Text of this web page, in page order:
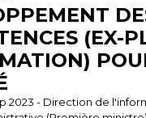
(EX-
2023 - Direction de